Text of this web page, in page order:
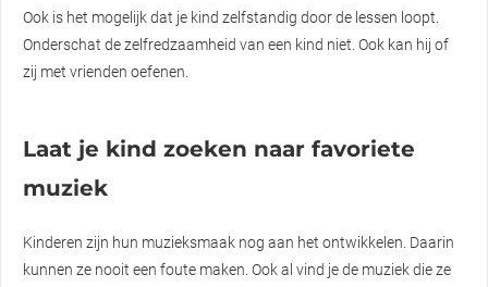
Ook is het mogelijk dat je kind zelfstandig door de lessen loopt.
Onderschat de zelfredzaamheid van een kind niet. Ook kan hij of
zij met vrienden oefenen.
Laat je kind zoeken naar favoriete
muziek
Kinderen zijn hun muzieksmaak nog aan het ontwikkelen. Daarin
kunnen ze nooit een foute maken. Ook al vind je de muziek die ze